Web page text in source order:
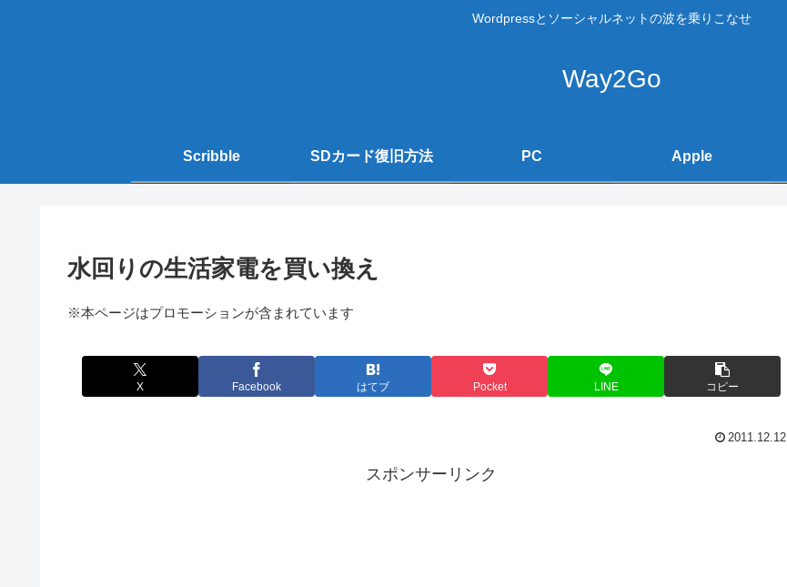
Wordpressとソーシャルネットの波を乗りこなせ
Way2Go
Scribble SDカード復旧方法 PC Apple
水回りの生活家電を買い換え
※本ページはプロモーションが含まれています
X Facebook はてブ Pocket LINE コピー
2011.12.12
スポンサーリンク